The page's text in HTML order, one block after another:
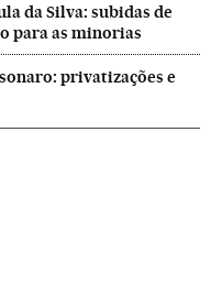
da Silva: subidas de
para as minorias
privatizações e